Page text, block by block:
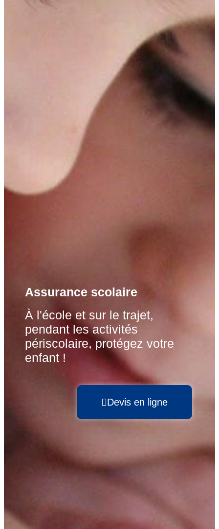
Assurance scolaire
À l'école et sur le trajet,
pendant les activités
périscolaire, protégez votre
enfant !
Devis en ligne